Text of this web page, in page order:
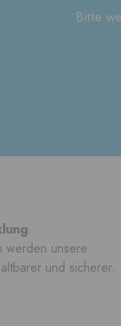
Bitte
werden unsere
und sicherer.